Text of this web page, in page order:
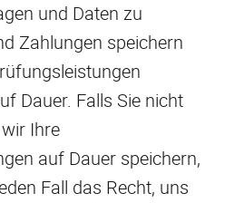
und Daten zu
Zahlungen speichern
Dauer. Falls Sie nicht
Ihre
auf Dauer speichern,
Fall das Recht, uns